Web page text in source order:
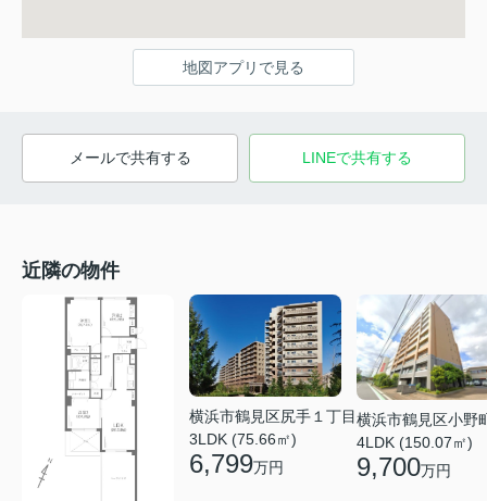
地図アプリで見る
メールで共有する LINEで共有する
近隣の物件
横浜市鶴見区尻手１丁目
3LDK (75.66㎡)
6,799万円
横浜市鶴見区小野
4LDK (150.07㎡)
9,700万円